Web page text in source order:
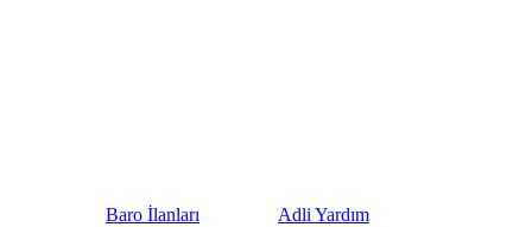
Baro İlanları Adli Yardım